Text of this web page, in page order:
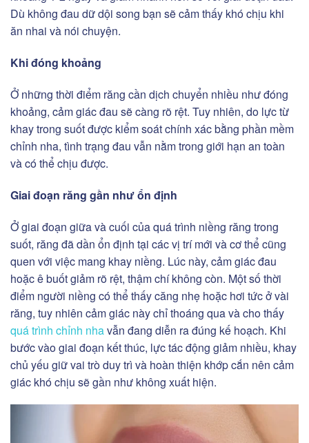
Dù không đau dữ dội song bạn sẽ cảm thấy khó chịu khi
ăn nhai và nói chuyện.
Khi đóng khoảng
Ở những thời điểm răng cần dịch chuyển nhiều như đóng
khoảng, cảm giác đau sẽ càng rõ rệt. Tuy nhiên, do lực từ
khay trong suốt được kiểm soát chính xác bằng phần mềm
chỉnh nha, tình trạng đau vẫn nằm trong giới hạn an toàn
và có thể chịu được.
Giai đoạn răng gần như ổn định
Ở giai đoạn giữa và cuối của quá trình niềng răng trong
suốt, răng đã dần ổn định tại các vị trí mới và cơ thể cũng
quen với việc mang khay niềng. Lúc này, cảm giác đau
hoặc ê buốt giảm rõ rệt, thậm chí không còn. Một số thời
điểm người niềng có thể thấy căng nhẹ hoặc hơi tức ở vài
răng, tuy nhiên cảm giác này chỉ thoáng qua và cho thấy
quá trình chỉnh nhavẫn đang diễn ra đúng kế hoạch. Khi
bước vào giai đoạn kết thúc, lực tác động giảm nhiều, khay
chủ yếu giữ vai trò duy trì và hoàn thiện khớp cắn nên cảm
giác khó chịu sẽ gần như không xuất hiện.